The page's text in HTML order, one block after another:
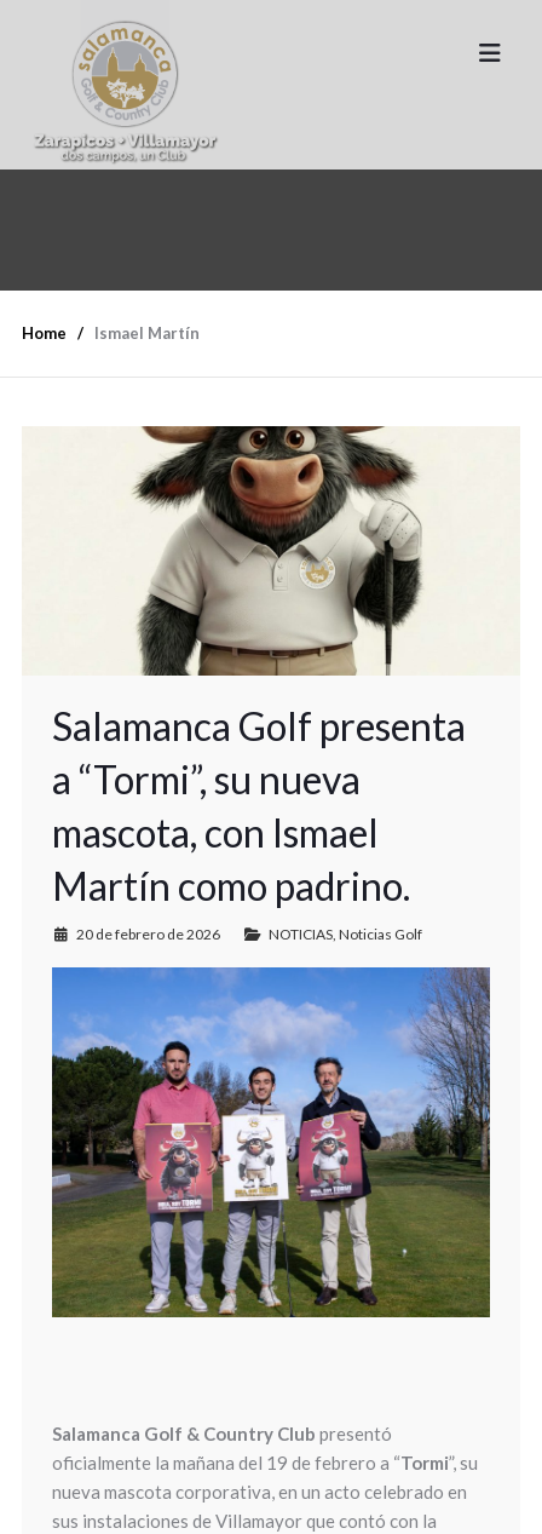
Home Ismael Martín
Salamanca Golf presenta
a “Tormi”, su nueva
mascota, con Ismael
Martín como padrino.
20 de febrero de 2026 NOTICIAS, Noticias Golf
Salamanca Golf & Country Club presentó
oficialmente la mañana del 19 de febrero a “Tormi”, su
nueva mascota corporativa, en un acto celebrado en
sus instalaciones de Villamayor que contó con la